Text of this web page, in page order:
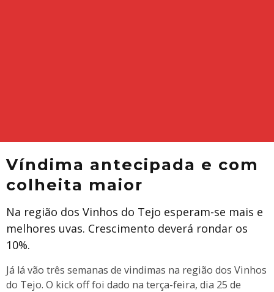
Víndima antecipada e com
colheita maior
Na região dos Vinhos do Tejo esperam-se mais e
melhores uvas. Crescimento deverá rondar os
10%.
Já lá vão três semanas de vindimas na região dos Vinhos
do Tejo. O kick off foi dado na terça-feira, dia 25 de